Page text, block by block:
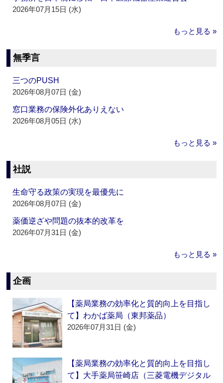
2026年07月15日 (水)
もっと見る »
無季言
三つのPUSH
2026年08月07日 (金)
窓口業務の保険外化ありえない
2026年08月05日 (水)
もっと見る »
社説
生命守る政策の実現を最優先に
2026年08月07日 (金)
薬価逆ざや問題の抜本的改革を
2026年07月31日 (金)
もっと見る »
企画
【薬局業務の効率化と質的向上を目指し
て】わかば薬局（東邦薬品）
2026年07月31日 (金)
【薬局業務の効率化と質的向上を目指し
て】大手薬局笹崎店（三菱電機デジタル